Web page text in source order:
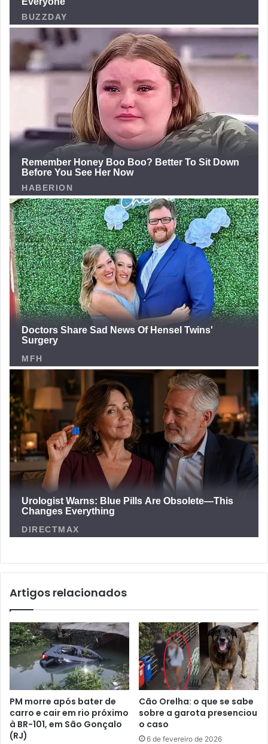
Artigos relacionados
PM morre após bater de
carro e cair em rio próximo
à BR-101, em São Gonçalo
(RJ)
Cão Orelha: o que se sabe
sobre a garota presenciou
o caso
6 de fevereiro de 2026